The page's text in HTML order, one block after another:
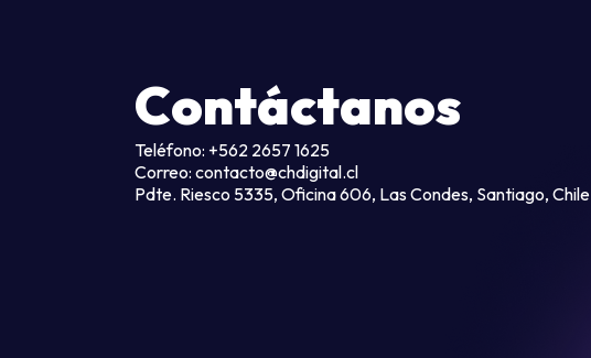
Contáctanos
Teléfono: +562 2657 1625
Correo: contacto@chdigital.cl
Pdte. Riesco 5335, Oficina 606, Las Condes, Santiago, Chile